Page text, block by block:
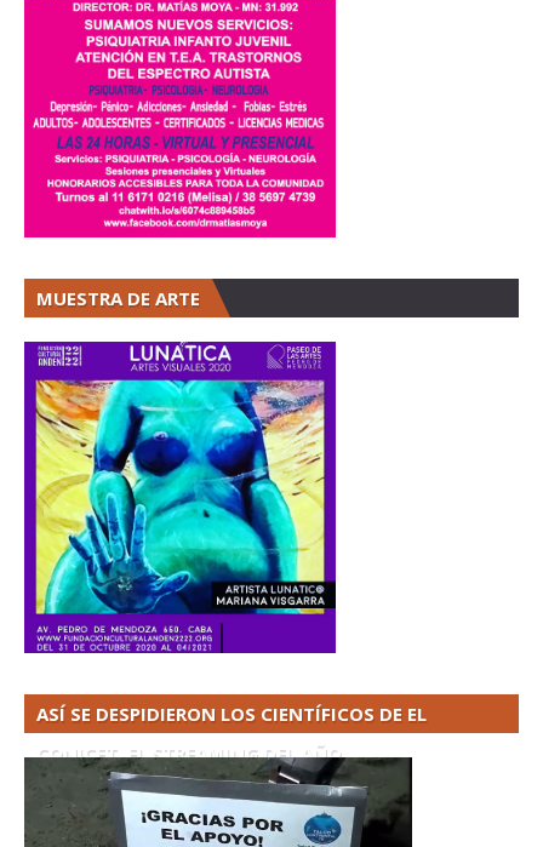
MUESTRA DE ARTE
ASÍ SE DESPIDIERON LOS CIENTÍFICOS DE EL
CONICET. EL STREAMING DEL AÑO